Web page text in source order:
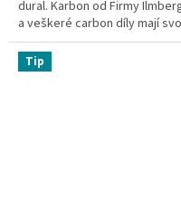
dural. Karbon od Firmy
a veškeré carbon díly mají
Tip